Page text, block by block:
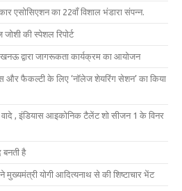
एसोसिएशन का 22वाँ विशाल भंडारा संपन्न.
की स्पेशल रिपोर्ट
द्वारा जागरूकता कार्यक्रम का आयोजन
और फैकल्टी के लिए ‘नॉलेज शेयरिंग सेशन’ का किया
वादे , इंडियास आइकोनिक टैलेंट शो सीजन 1 के विनर
बनती है
मुख्यमंत्री योगी आदित्यनाथ से की शिष्टाचार भेंट